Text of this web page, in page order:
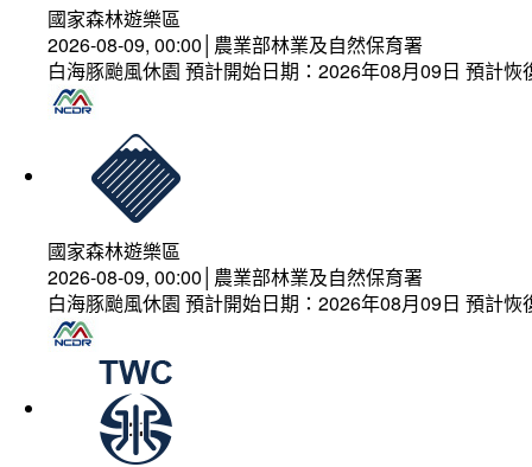
國家森林遊樂區
2026-08-09, 00:00│農業部林業及自然保育署
白海豚颱風休園 預計開始日期：2026年08月09日 預計
國家森林遊樂區
2026-08-09, 00:00│農業部林業及自然保育署
白海豚颱風休園 預計開始日期：2026年08月09日 預計